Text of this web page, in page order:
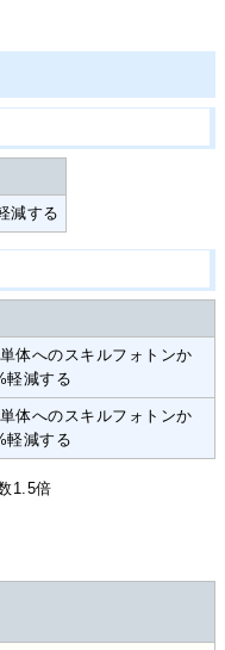
減する
体へのスキルフォトンか
軽減する
体へのスキルフォトンか
軽減する
1.5倍